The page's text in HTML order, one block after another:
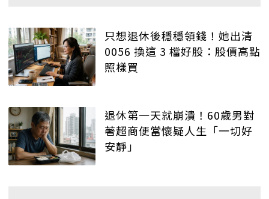
只想退休後穩穩領錢！她出清
0056 換這 3 檔好股：股價高點
照樣買
退休第一天就崩潰！60歲男對
著超商便當懷疑人生「一切好
安靜」